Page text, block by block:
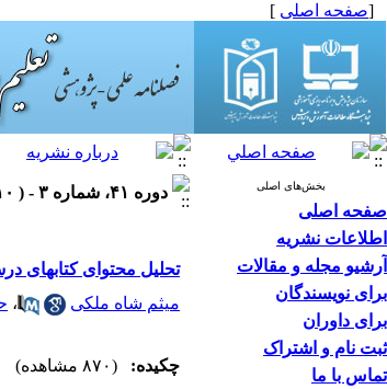
[صفحه اصلی ]
بخش‌های اصلی
صفحه اصلی
اطلاعات نشریه
آرشیو مجله و مقالات
برای نویسندگان
برای داوران
ثبت نام و اشتراک
تماس با ما
دوره ۴۱، شماره ۳ - ( ۱۰-۱۴۰۴ )
تحلیل محتوای کتابهای
میثم شاه ملکی
،
چکیده:
(۸۷۰ مشاهده)